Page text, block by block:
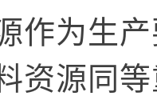
作为生
资源同